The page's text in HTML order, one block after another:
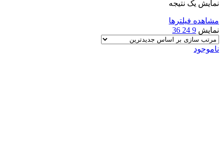
نمایش یک نتیجه
مشاهده فیلترها
نمایش 9
24
36
ناموجود